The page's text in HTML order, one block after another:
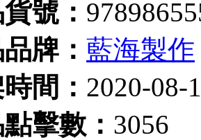
號：
牌： 藍海製作
間： 2020-08-
擊數： 3056